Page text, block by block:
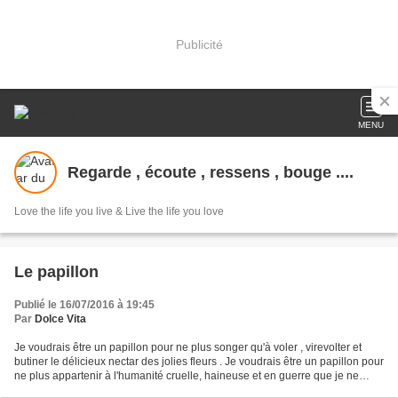
Publicité
MENU
Regarde , écoute , ressens , bouge ....
Love the life you live & Live the life you love
Le papillon
Publié le 16/07/2016 à 19:45
Par Dolce Vita
Je voudrais être un papillon pour ne plus songer qu'à voler , virevolter et
butiner le délicieux nectar des jolies fleurs . Je voudrais être un papillon pour
ne plus appartenir à l'humanité cruelle, haineuse et en guerre que je ne